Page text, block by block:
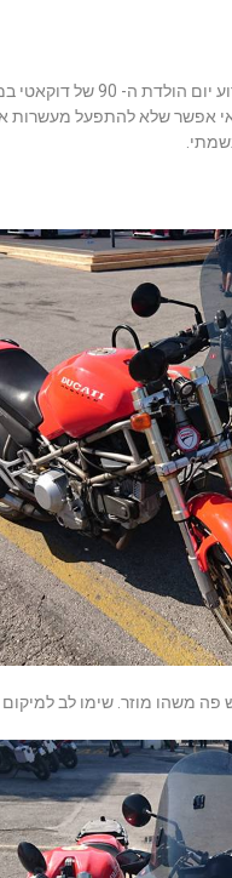
את התמונות הבאות צילמתי בעת
אפשר שלא להתפעל מעשרות
משהו מוזר. שימו לב למיקום